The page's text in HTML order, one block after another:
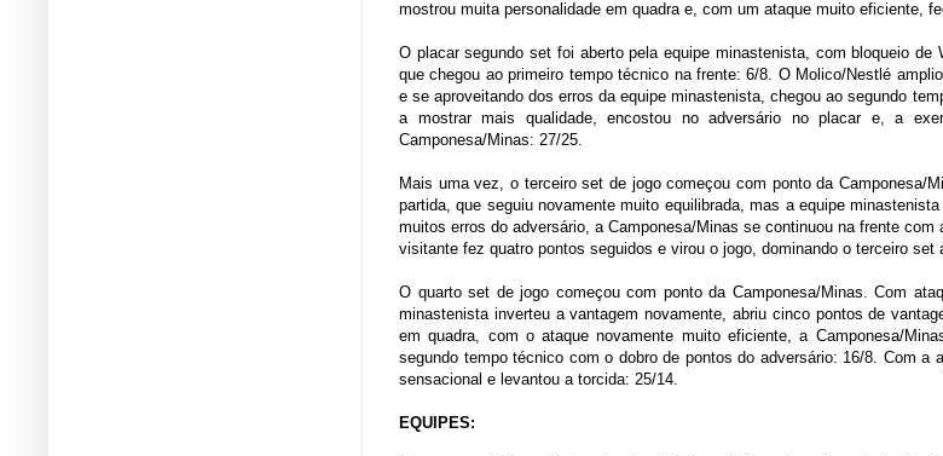
mostrou muita personalidade em quadra e, com um ataque muito eficiente,
O placar segundo set foi aberto pela equipe minastenista, com bloqueio
que chegou ao primeiro tempo técnico na frente: 6/8. O Molico/Nestlé
e se aproveitando dos erros da equipe minastenista, chegou ao segundo
a mostrar mais qualidade, encostou no adversário no placar e, a
Camponesa/Minas: 27/25.
Mais uma vez, o terceiro set de jogo começou com ponto da
partida, que seguiu novamente muito equilibrada, mas a equipe
muitos erros do adversário, a Camponesa/Minas se continuou na frente
visitante fez quatro pontos seguidos e virou o jogo, dominando o terceiro set
O quarto set de jogo começou com ponto da Camponesa/Minas. Com
minastenista inverteu a vantagem novamente, abriu cinco pontos de
em quadra, com o ataque novamente muito eficiente, a Camponesa/
segundo tempo técnico com o dobro de pontos do adversário: 16/8. Com
sensacional e levantou a torcida: 25/14.
EQUIPES: